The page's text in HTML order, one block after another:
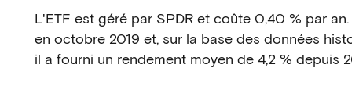
L'ETF est géré par SPDR et coûte 0,40 % par
en octobre 2019 et, sur la base des données
il a fourni un rendement moyen de 4,2 % depuis